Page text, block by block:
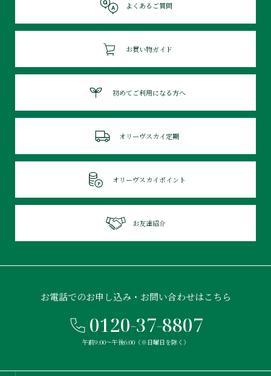
よくあるご質問
お買い物ガイド
初めてご利用になる方へ
オリーヴスカイ定期
オリーヴスカイポイント
お友達紹介
お電話でのお申し込み・お問い合わせはこちら
0120-37-8807
午前9:00〜午後6:00（※日曜日を除く）